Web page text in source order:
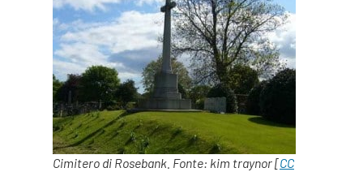
Cimitero di Rosebank. Fonte: kim traynor [CC